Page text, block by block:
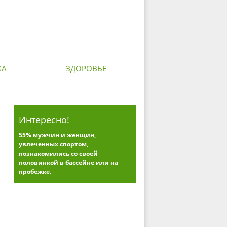
ЗДОРОВЬЕ
Интересно!
55% мужчин и женщин,
увлеченных спортом,
познакомились со своей
половинкой в бассейне или на
пробежке.